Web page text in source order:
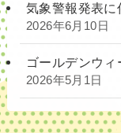
気象警報発表に
2026年6月10日
ゴールデンウ
2026年5月1日